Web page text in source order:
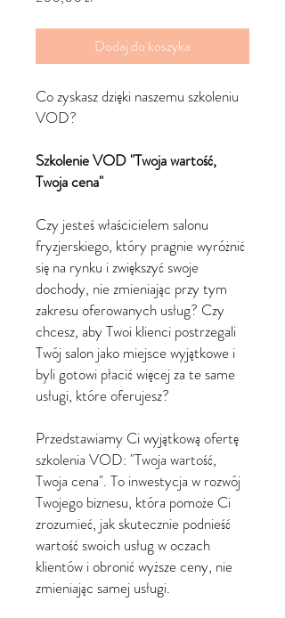
Dodaj do koszyka
Co zyskasz dzięki naszemu szkoleniu
VOD?
Szkolenie VOD "Twoja wartość,
Twoja cena"
Czy jesteś właścicielem salonu
fryzjerskiego, który pragnie wyróżnić
się na rynku i zwiększyć swoje
dochody, nie zmieniając przy tym
zakresu oferowanych usług? Czy
chcesz, aby Twoi klienci postrzegali
Twój salon jako miejsce wyjątkowe i
byli gotowi płacić więcej za te same
usługi, które oferujesz?
Przedstawiamy Ci wyjątkową ofertę
szkolenia VOD: "Twoja wartość,
Twoja cena". To inwestycja w rozwój
Twojego biznesu, która pomoże Ci
zrozumieć, jak skutecznie podnieść
wartość swoich usług w oczach
klientów i obronić wyższe ceny, nie
zmieniając samej usługi.